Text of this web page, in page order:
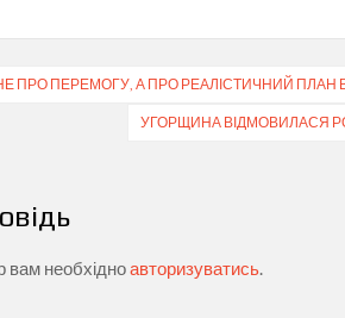
ПРО ПЕРЕМОГУ, А ПРО РЕАЛІСТИЧНИЙ ПЛАН
УГОРЩИНА ВІДМОВИЛАСЯ
вам необхідноавторизуватись.